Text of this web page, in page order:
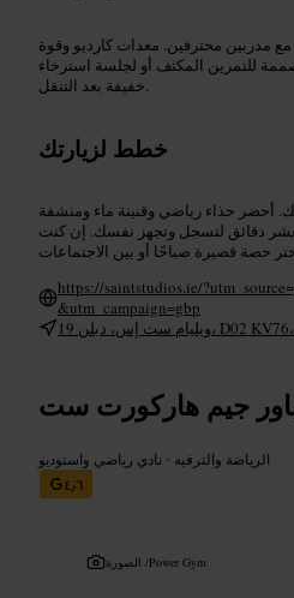
محترفين. معدات كارديو وقوة
للتمرين المكثف أو لجلسة استرخاء
خفيفة بعد التنقل.
خطط لزيارتك
أحضر حذاء رياضي وقنينة ماء ومنشفة
دقائق لتسجل وتجهز نفسك. إن كنت
https://saintstudios.ie/
&utm_campaign=gbp
جيم هاركورت ست
الرياضة والترفيه • نادي رياضي واستوديو
٤٫٦
الصورة /Power Gym